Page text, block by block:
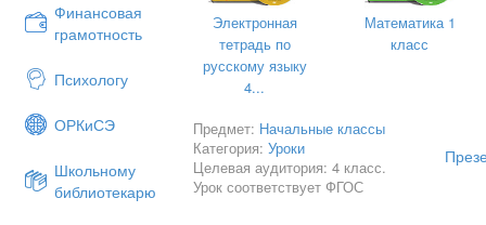
Финансовая
грамотность
Психологу
ОРКиСЭ
Школьному
библиотекарю
Электронная
тетрадь по
русскому языку
4...
Математика 1
класс
Предмет: Начальные классы
Категория:Уроки
Целевая аудитория: 4 класс.
Урок соответствует ФГОС